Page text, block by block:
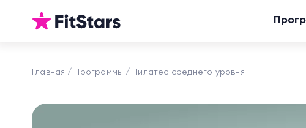
Главная Программы Пилатес среднего уровня